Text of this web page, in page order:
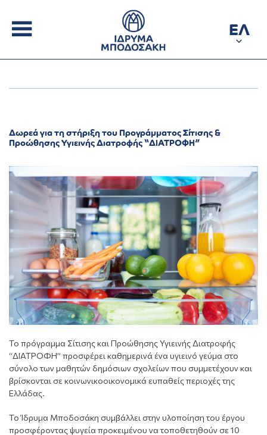
ΕΛ
Δωρεά για τη στήριξη του Προγράμματος Σίτισης &
Προώθησης Υγιεινής Διατροφής “ΔΙΑΤΡΟΦΗ”
Το πρόγραμμα Σίτισης και Προώθησης Υγιεινής Διατροφής
“ΔΙΑΤΡΟΦΗ” προσφέρει καθημερινά ένα υγιεινό γεύμα στο
σύνολο των μαθητών δημόσιων σχολείων που συμμετέχουν και
βρίσκονται σε κοινωνικοοικονομικά ευπαθείς περιοχές της
Ελλάδας.
Το Ίδρυμα Μποδοσάκη συμβάλλει στην υλοποίηση του έργου
προσφέροντας ψυγεία προκειμένου να τοποθετηθούν σε 10